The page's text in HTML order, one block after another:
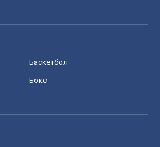
Баскетбол
Бокс